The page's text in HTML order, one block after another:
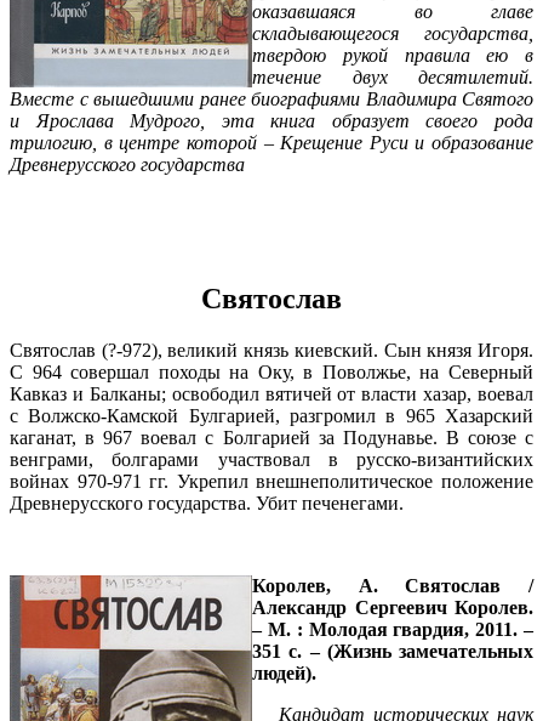
оказавшаяся во главе
складывающегося государства,
твердою рукой правила ею в
течение двух десятилетий.
Вместе с вышедшими ранее биографиями Владимира Святого
и Ярослава Мудрого, эта книга образует своего рода
трилогию, в центре которой – Крещение Руси и образование
Древнерусского государства
Святослав
Святослав (?-972), великий князь киевский. Сын князя Игоря.
С 964 совершал походы на Оку, в Поволжье, на Северный
Кавказ и Балканы; освободил вятичей от власти хазар, воевал
с Волжско-Камской Булгарией, разгромил в 965 Хазарский
каганат, в 967 воевал с Болгарией за Подунавье. В союзе с
венграми, болгарами участвовал в русско-византийских
войнах 970-971 гг. Укрепил внешнеполитическое положение
Древнерусского государства. Убит печенегами.
Королев, А. Святослав /
Александр Сергеевич Королев.
– М. : Молодая гвардия, 2011. –
351 с. – (Жизнь замечательных
людей).
Кандидат исторических наук